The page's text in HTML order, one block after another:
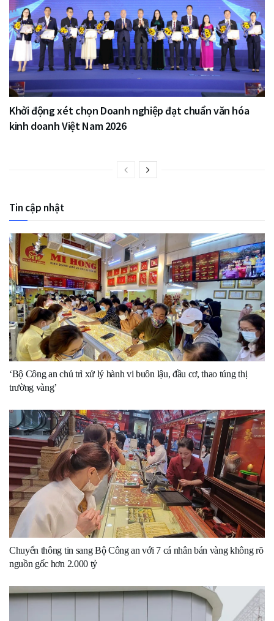
Khởi động xét chọn Doanh nghiệp đạt chuẩn văn hóa
kinh doanh Việt Nam 2026
Tin cập nhật
‘Bộ Công an chủ trì xử lý hành vi buôn lậu, đầu cơ, thao túng thị
trường vàng’
Chuyển thông tin sang Bộ Công an với 7 cá nhân bán vàng không rõ
nguồn gốc hơn 2.000 tỷ